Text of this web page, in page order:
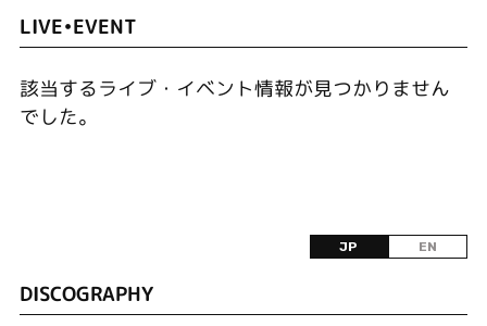
LIVE•EVENT
該当するライブ・イベント情報が見つかりません
でした。
JP EN
DISCOGRAPHY